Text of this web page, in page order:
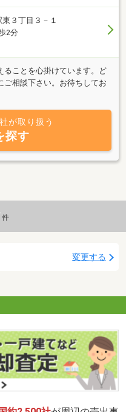
３丁目３－１
2分
ることを心掛けています。ど
ご相談下さい。お待ちしてお
が取り扱う
探す
件
変更する